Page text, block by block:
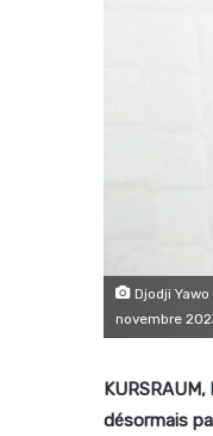
Djodji
novembre
désormais